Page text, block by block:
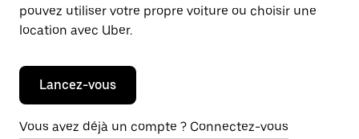
pouvez utiliser votre propre voiture ou choisir une
location avec Uber.
Lancez-vous
Vous avez déjà un compte ? Connectez-vous